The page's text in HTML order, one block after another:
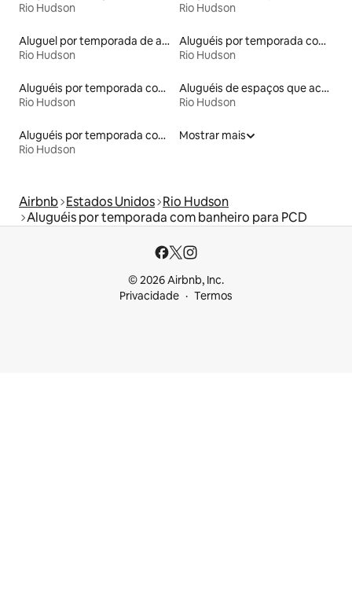
Rio Hudson
Rio Hudson
Aluguel por temporada de apart-hotéis
Rio Hudson
Aluguéis por temporada com banheira
Rio Hudson
Aluguéis por temporada com banheira de hidromassagem
Rio Hudson
Aluguéis de espaços que aceitam animais de estimação
Rio Hudson
Aluguéis por temporada com cama de altura acessível
Rio Hudson
Mostrar mais
Airbnb Estados Unidos Rio Hudson
Aluguéis por temporada com banheiro para PCD
© 2026 Airbnb, Inc.
Privacidade
Termos